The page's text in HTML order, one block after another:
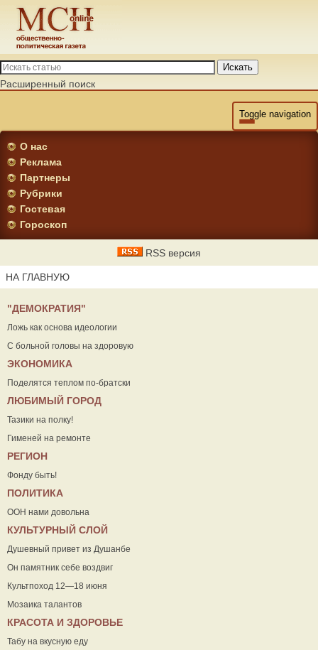
Искать
Расширенный поиск
Toggle navigation
О нас
Реклама
Партнеры
Рубрики
Гостевая
Гороскоп
RSS версия
НА ГЛАВНУЮ
"ДЕМОКРАТИЯ"
Ложь как основа идеологии
С больной головы на здоровую
ЭКОНОМИКА
Поделятся теплом по-братски
ЛЮБИМЫЙ ГОРОД
Тазики на полку!
Гименей на ремонте
РЕГИОН
Фонду быть!
ПОЛИТИКА
ООН нами довольна
КУЛЬТУРНЫЙ СЛОЙ
Душевный привет из Душанбе
Он памятник себе воздвиг
Культпоход 12—18 июня
Мозаика талантов
КРАСОТА И ЗДОРОВЬЕ
Табу на вкусную еду